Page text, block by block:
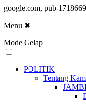
google.com, pub-
Menu ✖
Mode Gelap
POLITIK
Tentang
JAMBI